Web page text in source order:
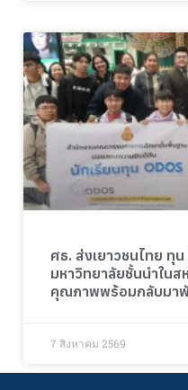
ศธ. ส่งเยาวชนไทย ทุ
มหาวิทยาลัยชั้นนำใน
คุณภาพพร้อมกลับมา
7 สิงหาคม 2569